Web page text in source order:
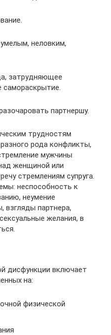
неловким,
затрудняющее
самораскрытие.
партнершу.
трудностям
рода конфликты,
мужчины
женщиной или
стремлениям супруга.
неспособность к
неумение
взгляды партнера,
желания, в
дисфункции включает
на:
физической